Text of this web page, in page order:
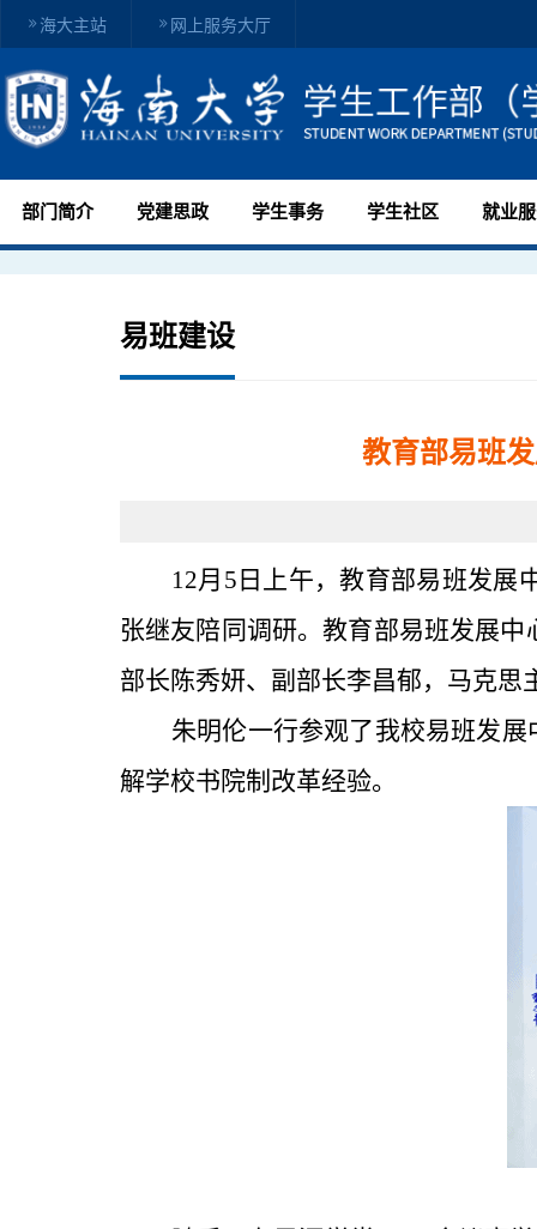
海大主站 网上服务大厅
部门简介 党建思政 学生事务 学生社区 就业
易班建设
教育部易班
12月5日上午，教育部易班发展
张继友陪同调研。教育部易班发展
部长陈秀妍、副部长李昌郁，马克
朱明伦一行参观了我校易班发
解学校书院制改革经验。